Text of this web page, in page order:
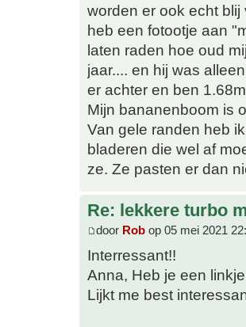
worden er ook echt
heb een fotootje aan
laten raden hoe oud
jaar.... en hij was
er achter en ben
Mijn bananenboom is
Van gele randen heb
bladeren die wel af
ze. Ze pasten er dan
Re: lekkere turbo
door Rob op 05 mei 2021
Interressant!!
Anna, Heb je een
Lijkt me best